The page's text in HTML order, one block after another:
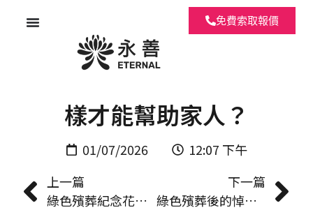
免費索取報價
樣才能幫助家人？
01/07/2026
12:07 下午
上一篇
綠色殯葬紀念花園紀念牌匾：費用、規格及紀念方式全解析 | 永善殯儀
下一篇
綠色殯葬後的悼念方式，網上追思＋實體紀念方式建議